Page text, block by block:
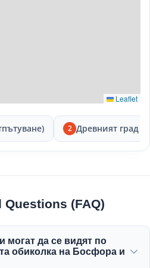
Leaflet
2 Древният град
(FAQ)
могат да се видят по
обиколка на Босфора и